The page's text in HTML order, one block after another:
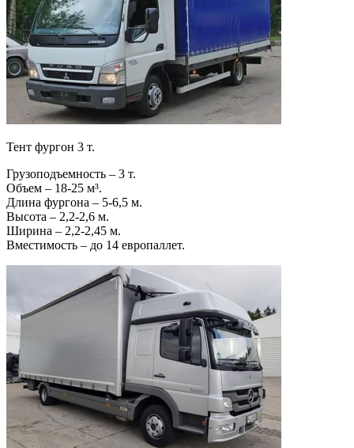
Тент фургон 3 т.
Грузоподъемность – 3 т.
Объем – 18-25 м³.
Длина фургона – 5-6,5 м.
Высота – 2,2-2,6 м.
Ширина – 2,2-2,45 м.
Вместимость – до 14 европаллет.